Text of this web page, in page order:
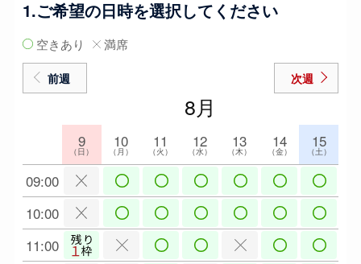
1.ご希望の日時を選択してください
空きあり 満席
前週 次週
09:00
10:00
11:00
8月
9
（日）
10
（月）
11
（火）
12
（水）
13
（木）
14
（金）
15
（土）